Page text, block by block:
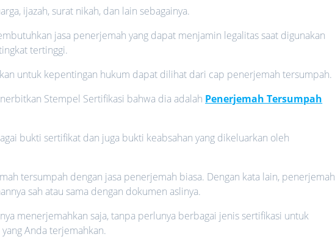
ijazah, surat nikah, dan lain sebagainya.
jasa penerjemah yang dapat menjamin legalitas saat digunakan
tertinggi.
untuk kepentingan hukum dapat dilihat dari cap penerjemah tersumpah.
Stempel Sertifikasi bahwa dia adalah Penerjemah Tersumpah
bukti sertifikat dan juga bukti keabsahan yang dikeluarkan oleh
tersumpah dengan jasa penerjemah biasa. Dengan kata lain, penerjemah
sah atau sama dengan dokumen aslinya.
menerjemahkan saja, tanpa perlunya berbagai jenis sertifikasi untuk
Anda terjemahkan.